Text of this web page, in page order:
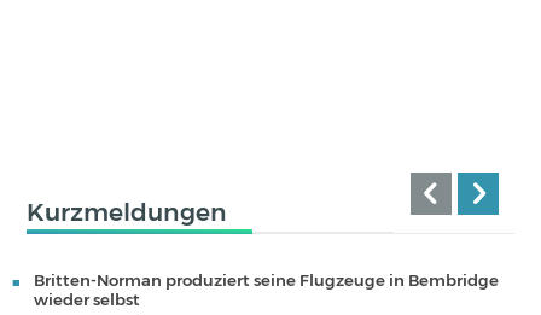
Kurzmeldungen
Britten-Norman produziert seine Flugzeuge in Bembridge
wieder selbst